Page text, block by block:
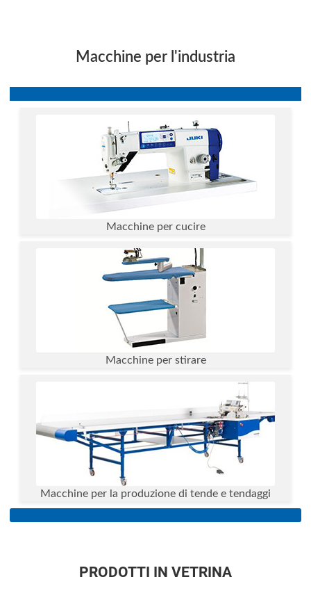
Macchine per l'industria
Macchine per cucire
Macchine per stirare
Macchine per la produzione di tende e tendaggi
PRODOTTI IN VETRINA